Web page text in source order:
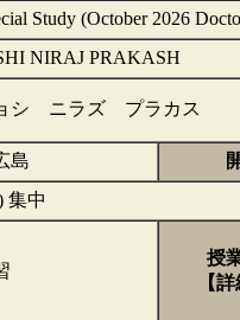
Study (October 2026
NIRAJ PRAKASH
シ ニラズ プラカス
島
集中
授
【